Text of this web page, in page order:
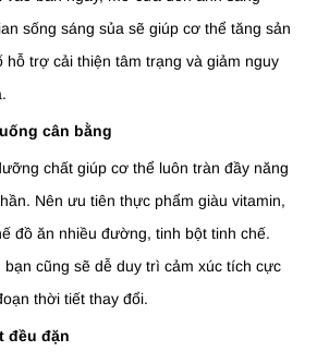
sống sáng sủa sẽ giúp cơ thể tăng sản
hỗ trợ cải thiện tâm trạng và giảm nguy
cân bằng
chất giúp cơ thể luôn tràn đầy năng
Nên ưu tiên thực phẩm giàu vitamin,
đồ ăn nhiều đường, tinh bột tinh chế.
bạn cũng sẽ dễ duy trì cảm xúc tích cực
thời tiết thay đổi.
đều đặn